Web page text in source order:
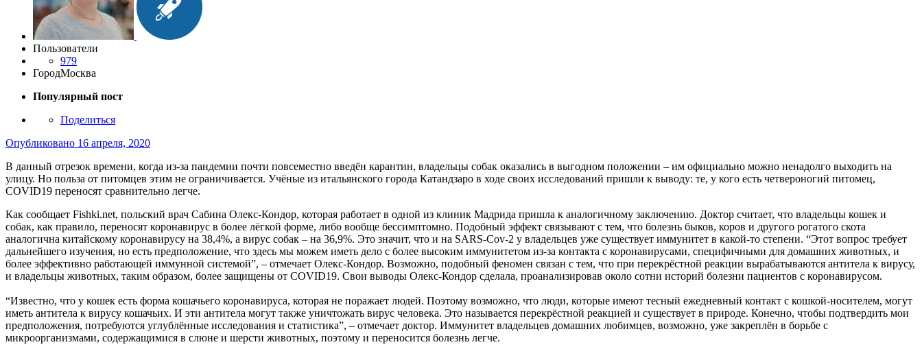
Пользователи
979
ГородМосква
Популярный пост
Поделиться
Опубликовано 16 апреля, 2020
В данный отрезок времени, когда из-за пандемии почти повсеместно введён карантин, владельцы собак оказались в выгодном положении – им официально можно ненадолго выходить на
улицу. Но польза от питомцев этим не ограничивается. Учёные из итальянского города Катандзаро в ходе своих исследований пришли к выводу: те, у кого есть четвероногий питомец,
COVID19 переносят сравнительно легче.
Как сообщает Fishki.net, польский врач Сабина Олекс-Кондор, которая работает в одной из клиник Мадрида пришла к аналогичному заключению. Доктор считает, что владельцы кошек и
собак, как правило, переносят коронавирус в более лёгкой форме, либо вообще бессимптомно. Подобный эффект связывают с тем, что болезнь быков, коров и другого рогатого скота
аналогична китайскому коронавирусу на 38,4%, а вирус собак – на 36,9%. Это значит, что и на SARS-Cov-2 у владельцев уже существует иммунитет в какой-то степени. “Этот вопрос требует
дальнейшего изучения, но есть предположение, что здесь мы можем иметь дело с более высоким иммунитетом из-за контакта с коронавирусами, специфичными для домашних животных, и
более эффективно работающей иммунной системой”, – отмечает Олекс-Кондор. Возможно, подобный феномен связан с тем, что при перекрёстной реакции вырабатываются антитела к вирусу,
и владельцы животных, таким образом, более защищены от COVID19. Свои выводы Олекс-Кондор сделала, проанализировав около сотни историй болезни пациентов с коронавирусом.
“Известно, что у кошек есть форма кошачьего коронавируса, которая не поражает людей. Поэтому возможно, что люди, которые имеют тесный ежедневный контакт с кошкой-носителем, могут
иметь антитела к вирусу кошачьих. И эти антитела могут также уничтожать вирус человека. Это называется перекрёстной реакцией и существует в природе. Конечно, чтобы подтвердить мои
предположения, потребуются углублённые исследования и статистика”, – отмечает доктор. Иммунитет владельцев домашних любимцев, возможно, уже закреплён в борьбе с
микроорганизмами, содержащимися в слюне и шерсти животных, поэтому и переносится болезнь легче.